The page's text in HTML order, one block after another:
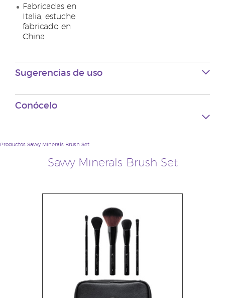
Savvy Minerals Brush Set
Productos Savvy Minerals Brush Set
Fabricadas en
Italia, estuche
fabricado en
China
Sugerencias de uso
Conócelo